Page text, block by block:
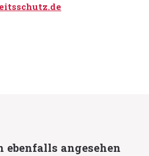
ebenfalls angesehen